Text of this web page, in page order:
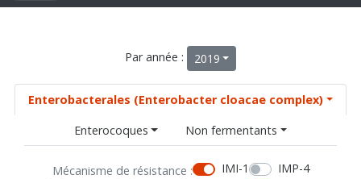
Par année : 2019
Enterobacterales (Enterobacter cloacae complex)
Enterocoques
Non fermentants
Mécanisme de résistance : IMI-1
IMP-4